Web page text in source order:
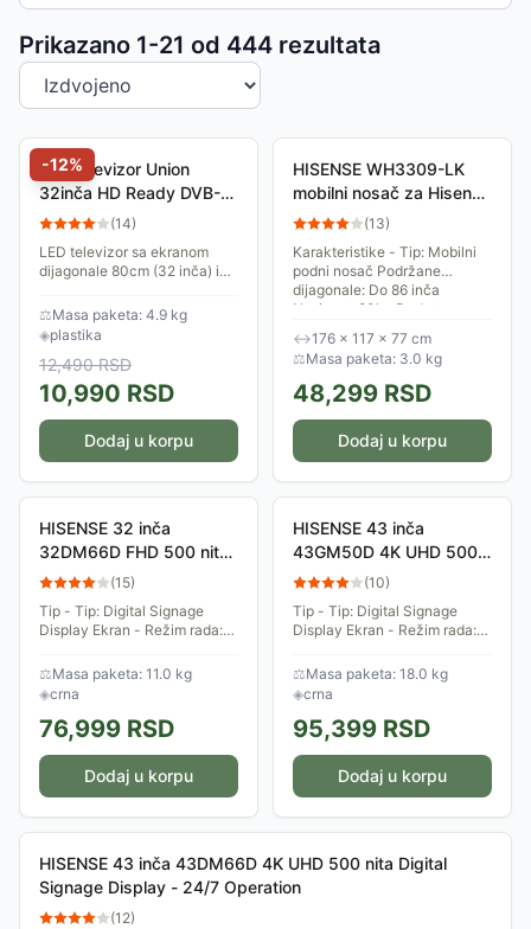
Prikazano 1-21 od 444 rezultata
Sortiranje proizvoda
-12%
LED televizor Union
32inča HD Ready DVB-
T/T2/C U30.32HU01.HD
(14)
LED televizor sa ekranom
dijagonale 80cm (32 inča) i
(1366x768 piksela). Televizor
ima dva zvučnika od po 7W.
Od priključaka,...
⚖Masa paketa: 4.9 kg
◈plastika
12,490RSD
10,990 RSD
Dodaj u korpu
HISENSE WH3309-LK
mobilni nosač za Hisense
Interactive display
(13)
Karakteristike - Tip: Mobilni
podni nosač Podržane
dijagonale: Do 86 inča
Nosivost: 80kg Dodatne
visini Dimenzije: 1.760mm...
↔176 × 117 × 77 cm
⚖Masa paketa: 3.0 kg
48,299 RSD
Dodaj u korpu
HISENSE 32 inča
32DM66D FHD 500 nita
Digital Signage Display -
(15)
Tip - Tip: Digital Signage
Display Ekran - Režim rada:
Rezolucija: 1.920 x 1.080 Tip
ekrana: LED Tip panela: IPS...
⚖Masa paketa: 11.0 kg
◈crna
76,999 RSD
Dodaj u korpu
HISENSE 43 inča
43GM50D 4K UHD 500
nita Digital Signage
(10)
Tip - Tip: Digital Signage
Display Ekran - Režim rada:
Rezolucija: 3.840 x 2.160 Tip
ekrana: ADS LED Tip panela:
ADS...
⚖Masa paketa: 18.0 kg
◈crna
95,399 RSD
Dodaj u korpu
HISENSE 43 inča 43DM66D 4K UHD 500 nita Digital
Signage Display - 24/7 Operation
(12)